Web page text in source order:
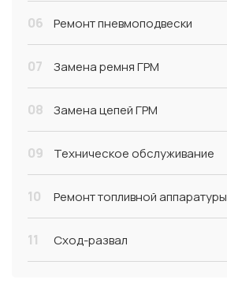
06 Ремонт пневмоподвески
07 Замена ремня ГРМ
08 Замена цепей ГРМ
09 Техническое обслуживание
10 Ремонт топливной аппаратуры
11 Сход-развал